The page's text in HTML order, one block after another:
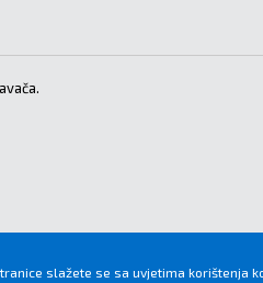
slažete se sa uvjetima korištenja